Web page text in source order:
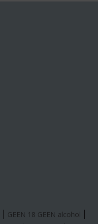
GEEN 18 GEEN alcohol